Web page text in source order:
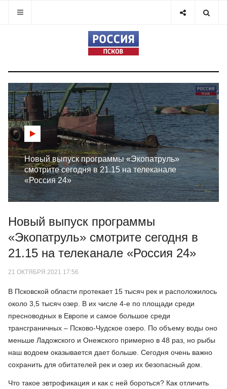
Новый выпуск программы «Экопатруль»
смотрите сегодня в 21.15 на телеканале
«Россия 24»
Новый выпуск программы
«Экопатруль» смотрите сегодня в
21.15 на телеканале «Россия 24»
21 ОКТЯБРЯ 2021 17:56
В Псковской области протекает 15 тысяч рек и расположилось
около 3,5 тысяч озер. В их числе 4-е по площади среди
пресноводных в Европе и самое большое среди
трансграничных – Псково-Чудское озеро. По объему воды оно
меньше Ладожского и Онежского примерно в 48 раз, но рыбы
наш водоем оказывается дает больше. Сегодня очень важно
сохранить для обитателей рек и озер их безопасный дом.
Что такое эвтрофикация и как с ней бороться? Как отличить